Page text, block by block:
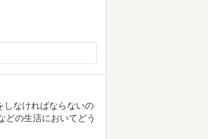
しなければならないの
どの生活においてどう